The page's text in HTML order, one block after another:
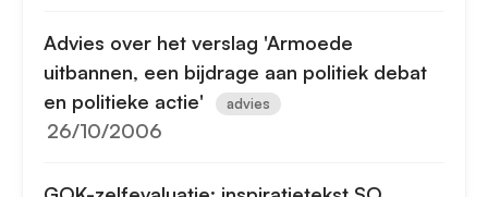
Advies over het verslag 'Armoede
uitbannen, een bijdrage aan politiek debat
en politieke actie'
advies
26/10/2006